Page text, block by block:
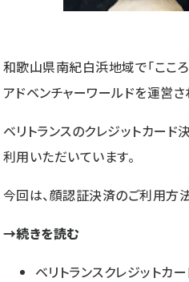
和歌山県南紀白浜地域で「ここ
アドベンチャーワールドを運営
ベリトランスのクレジットカー
利用いただいています。
今回は、顔認証決済のご利用方
→続きを読む
ベリトランスクレジットカ